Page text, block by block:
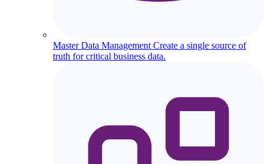
Master Data Management Create a single source of
truth for critical business data.